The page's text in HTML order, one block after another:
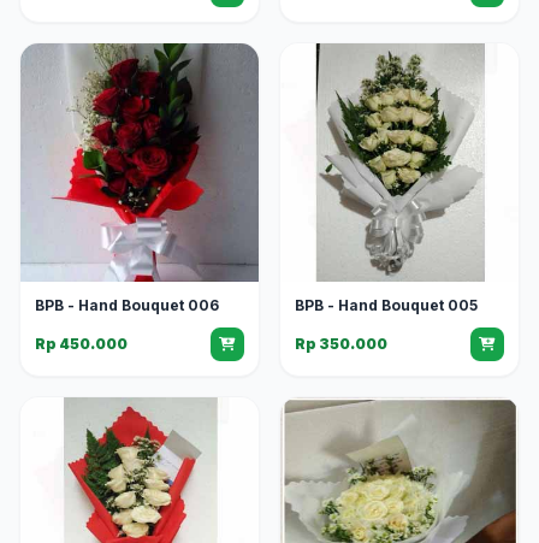
BPB - Hand Bouquet 006
Rp 450.000
BPB - Hand Bouquet 005
Rp 350.000